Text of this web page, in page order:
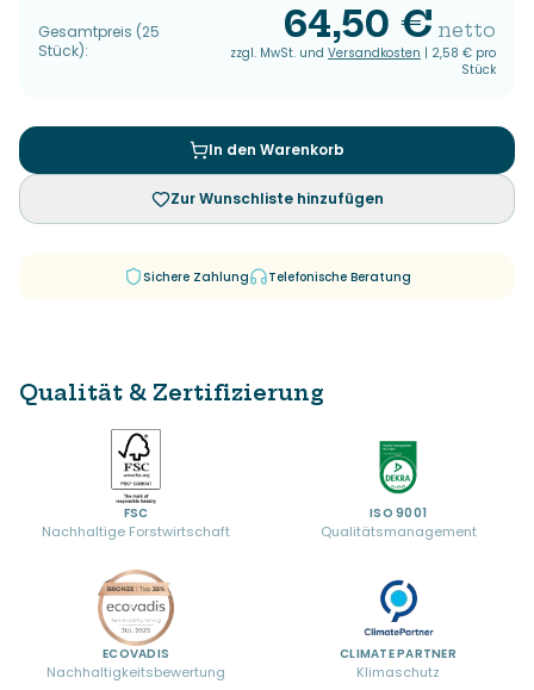
Gesamtpreis (25
Stück):
64,50 € netto
zzgl. MwSt. und Versandkosten | 2,58 € pro
Stück
In den Warenkorb
Zur Wunschliste hinzufügen
Sichere Zahlung Telefonische Beratung
Qualität & Zertifizierung
FSC
Nachhaltige Forstwirtschaft
ISO 9001
Qualitätsmanagement
ECOVADIS
Nachhaltigkeitsbewertung
CLIMATE PARTNER
Klimaschutz